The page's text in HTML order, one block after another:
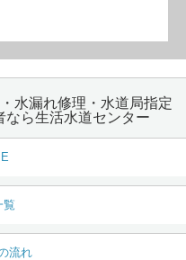
水漏れ修理・水道局指定
なら生活水道センター
覧
流れ